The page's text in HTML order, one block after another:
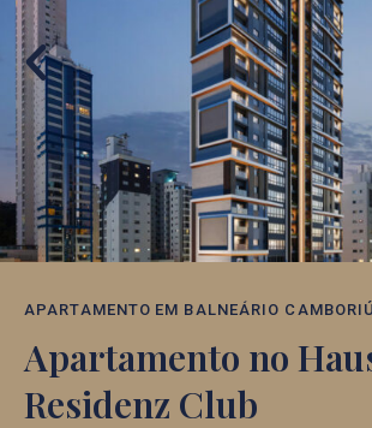
APARTAMENTO EM BALNEÁRIO CAMBORIÚ
Apartamento no
Residenz Club